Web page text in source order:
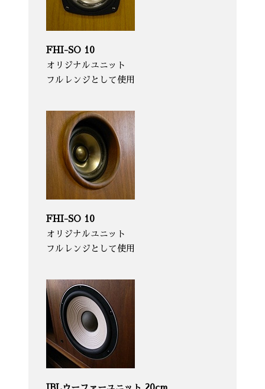
FHI-SO 10
オリジナルユニット
フルレンジとして使用
FHI-SO 10
オリジナルユニット
フルレンジとして使用